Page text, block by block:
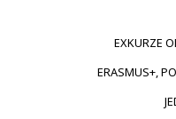
EXKURZE
ERASMUS+,